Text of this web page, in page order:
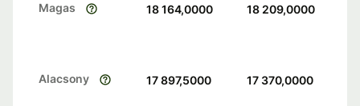
Magas 18 164,0000 18 209,0000
Alacsony 17 897,5000 17 370,0000